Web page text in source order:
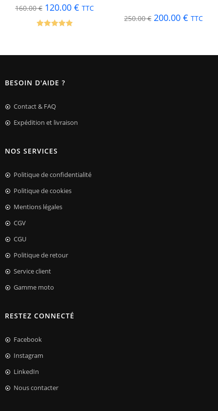
160.00€ 120.00 € TTC
250.00€ 200.00 € TTC
BESOIN D'AIDE ?
Contact & FAQ
Expédition et livraison
NOS SERVICES
Politique de confidentialité
Politique de cookies
Mentions légales
CGV
CGU
Politique de retour
Service client
Gamme moto
RESTEZ CONNECTÉ
Facebook
Instagram
LinkedIn
Nous contacter